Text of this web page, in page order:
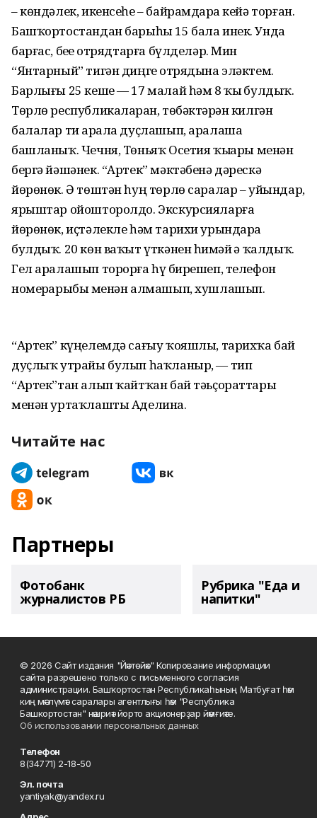
– көндәлек, икенсеһе – байрамдарҙа кейә торған.
Башҡортостандан барыһы 15 бала инек. Унда
барғас, беҙҙе отрядтарға бүлделәр. Мин
“Янтарный” тигән диңгеҙ отрядына эләктем.
Барлығы 25 кеше — 17 малай һәм 8 ҡыҙ булдыҡ.
Төрлө республикаларҙан, төбәктәрҙән килгән
балалар тиҙ арала дуҫлашып, аралаша
башланыҡ. Чечня, Төньяҡ Осетия ҡыҙҙары менән
бергә йәшәнек. “Артек” мәктәбенә дәрескә
йөрөнөк. Ә төштән һуң төрлө саралар – уйындар,
ярыштар ойошторолдо. Экскурсияларға
йөрөнөк, иҫтәлекле һәм тарихи урындарҙа
булдыҡ. 20 көн ваҡыт үткәнен һиҙмәй ҙә ҡалдыҡ.
Гел аралашып торорға һүҙ бирешеп, телефон
номерҙарыбыҙ менән алмашып, хушлашып.
“Артек” күңелемдә сағыу ҡояшлы, тарихҡа бай
дуҫлыҡ утрайы булып һаҡланыр, — тип
“Артек”тан алып ҡайтҡан бай тәьҫораттары
менән уртаҡлашты Аделина.
Читайте нас
Партнеры
Фотобанк
журналистов РБ
Рубрика "Еда и
напитки"
© 2026 Сайт издания "Йәнтөйәк" Копирование информации
сайта разрешено только с письменного согласия
администрации. Башҡортостан Республикаһының Матбуғат һәм
киң мәғлүмәт саралары агентлығы һәм "Республика
Башкортостан" нәшриәт йорто акционерҙар йәмғиәте.
Об использовании персональных данных
Телефон
8(34771) 2-18-50
Эл. почта
yantiyak@yandex.ru